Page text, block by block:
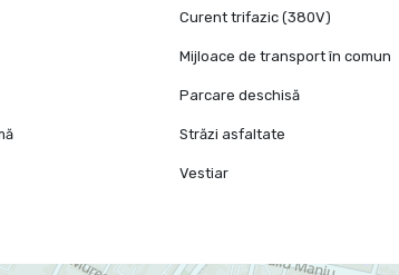
Curent trifazic (380V)
Mijloace de transport în comun
Parcare deschisă
Străzi asfaltate
Vestiar